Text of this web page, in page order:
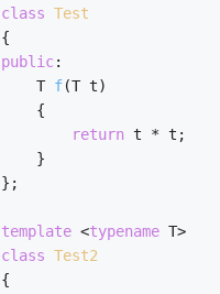
class Test
{
public:
T f(T t)
    {
return t * t;
    }
};
template <typename T>
class Test2
{